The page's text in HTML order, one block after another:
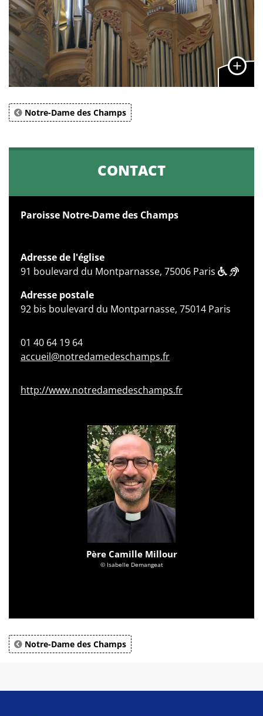
Notre-Dame des Champs
CONTACT
Paroisse Notre-Dame des Champs
Adresse de l'église
91 boulevard du Montparnasse, 75006 Paris
Adresse postale
92 bis boulevard du Montparnasse, 75014 Paris
01 40 64 19 64
accueil@notredamedeschamps.fr
http://www.notredamedeschamps.fr
Père Camille Millour
© Isabelle Demangeat
Notre-Dame des Champs